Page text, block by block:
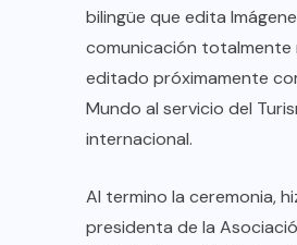
bilingüe que edita
comunicación totalmente
editado próximamente
Mundo al servicio del
internacional.
Al termino la ceremonia,
presidenta de la